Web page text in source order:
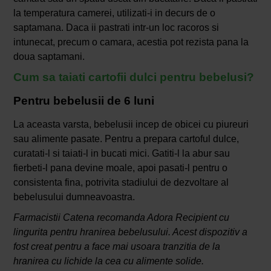
la temperatura camerei, utilizati-i in decurs de o
saptamana. Daca ii pastrati intr-un loc racoros si
intunecat, precum o camara, acestia pot rezista pana la
doua saptamani.
Cum sa taiati cartofii dulci pentru bebelusi?
Pentru bebelusii de 6 luni
La aceasta varsta, bebelusii incep de obicei cu piureuri
sau alimente pasate. Pentru a prepara cartoful dulce,
curatati-l si taiati-l in bucati mici. Gatiti-l la abur sau
fierbeti-l pana devine moale, apoi pasati-l pentru o
consistenta fina, potrivita stadiului de dezvoltare al
bebelusului dumneavoastra.
Farmacistii Catena recomanda Adora Recipient cu
lingurita pentru hranirea bebelusului. Acest dispozitiv a
fost creat pentru a face mai usoara tranzitia de la
hranirea cu lichide la cea cu alimente solide.